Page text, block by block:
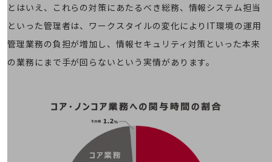
建設業
地域産業
ビジネスお悩み診断
NTTドコモビジネス
モバイル・ICTサービスをオンラインで
とはいえ、これらの対策にあたるべき総務、情報システム担当
といった管理者は、ワークスタイルの変化によりIT環境の運用
管理業務の負担が増加し、情報セキュリティ対策といった本来
の業務にまで手が回らないという実情があります。